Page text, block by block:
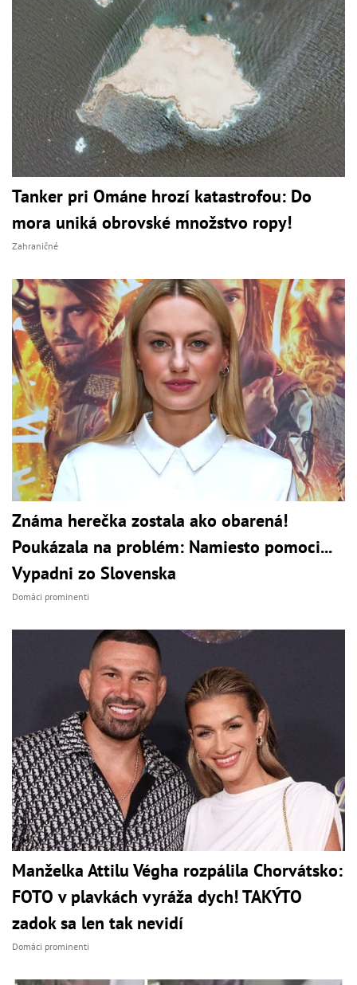
Tanker pri Ománe hrozí katastrofou: Do
mora uniká obrovské množstvo ropy!
Zahraničné
Známa herečka zostala ako obarená!
Poukázala na problém: Namiesto pomoci...
Vypadni zo Slovenska
Domáci prominenti
Manželka Attilu Végha rozpálila Chorvátsko:
FOTO v plavkách vyráža dych! TAKÝTO
zadok sa len tak nevidí
Domáci prominenti